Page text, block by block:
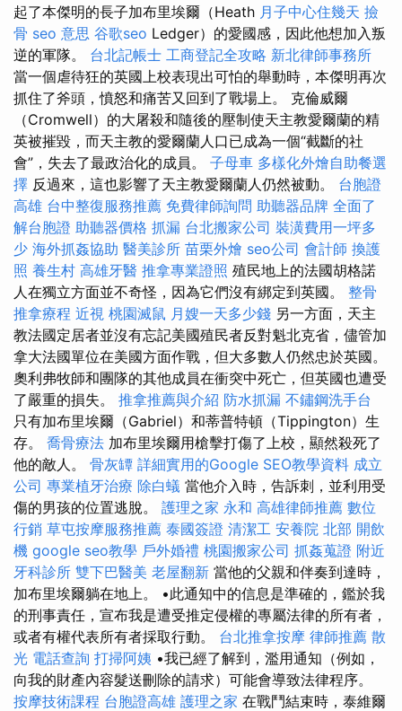
起了本傑明的長子加布里埃爾（Heath 月子中心住幾天 撿
骨 seo 意思 谷歌seo Ledger）的愛國感，因此他想加入叛
逆的軍隊。 台北記帳士 工商登記全攻略 新北律師事務所
當一個虐待狂的英國上校表現出可怕的舉動時，本傑明再次
抓住了斧頭，憤怒和痛苦又回到了戰場上。 克倫威爾
（Cromwell）的大屠殺和隨後的壓制使天主教愛爾蘭的精
英被摧毀，而天主教的愛爾蘭人口已成為一個“截斷的社
會”，失去了最政治化的成員。 子母車 多樣化外燴自助餐選
擇 反過來，這也影響了天主教愛爾蘭人仍​​然被動。 台胞證
高雄 台中整復服務推薦 免費律師詢問 助聽器品牌 全面了
解台胞證 助聽器價格 抓漏 台北搬家公司 裝潢費用一坪多
少 海外抓姦協助 醫美診所 苗栗外燴 seo公司 會計師 換護
照 養生村 高雄牙醫 推拿專業證照 殖民地上的法國胡格諾
人在獨立方面並不奇怪，因為它們沒有綁定到英國。 整骨
推拿療程 近視 桃園滅鼠 月嫂一天多少錢 另一方面，天主
教法國定居者並沒有忘記美國殖民者反對魁北克省，儘管加
拿大法國單位在美國方面作戰，但大多數人仍然忠於英國。
奧利弗牧師和團隊的其他成員在衝突中死亡，但英國也遭受
了嚴重的損失。 推拿推薦與介紹 防水抓漏 不鏽鋼洗手台
只有加布里埃爾（Gabriel）和蒂普特頓（Tippington）生
存。 喬骨療法 加布里埃爾用槍擊打傷了上校，顯然殺死了
他的敵人。 骨灰罈 詳細實用的Google SEO教學資料 成立
公司 專業植牙治療 除白蟻 當他介入時，告訴刺，並利用受
傷的男孩的位置逃脫。 護理之家 永和 高雄律師推薦 數位
行銷 草屯按摩服務推薦 泰國簽證 清潔工 安養院 北部 開飲
機 google seo教學 戶外婚禮 桃園搬家公司 抓姦蒐證 附近
牙科診所 雙下巴醫美 老屋翻新 當他的父親和伴奏到達時，
加布里埃爾躺在地上。 •此通知中的信息是準確的，鑑於我
的刑事責任，宣布我是遭受推定侵權的專屬法律的所有者，
或者有權代表所有者採取行動。 台北推拿按摩 律師推薦 散
光 電話查詢 打掃阿姨 •我已經了解到，濫用通知（例如，
向我的財產內容髮送刪除的請求）可能會導致法律程序。
按摩技術課程 台胞證高雄 護理之家 在戰鬥結束時，泰維爾